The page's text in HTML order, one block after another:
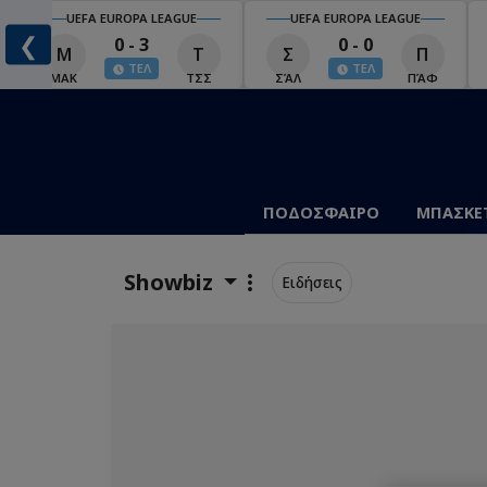
❮
UEFA EUROPA LEAGUE
Μ
ΜΑΚ
0 - 3
ΤΕΛ
Τ
ΤΣΣ
UEFA EUROPA LEAGUE
Σ
ΣΆΛ
0 - 0
ΤΕΛ
Π
ΠΆΦ
ΠΟΔΟΣΦΑΙΡΟ
Showbiz Ειδήσεις